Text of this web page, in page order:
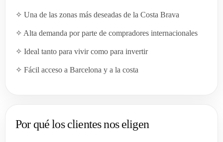
✧ Una de las zonas más deseadas de la Costa Brava
✧ Alta demanda por parte de compradores internacionales
✧ Ideal tanto para vivir como para invertir
✧ Fácil acceso a Barcelona y a la costa
Por qué los clientes nos eligen